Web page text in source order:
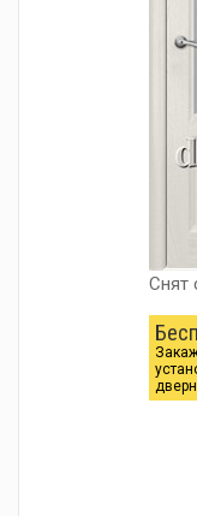
Снят